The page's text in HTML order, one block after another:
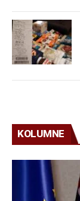
KOLUMNE